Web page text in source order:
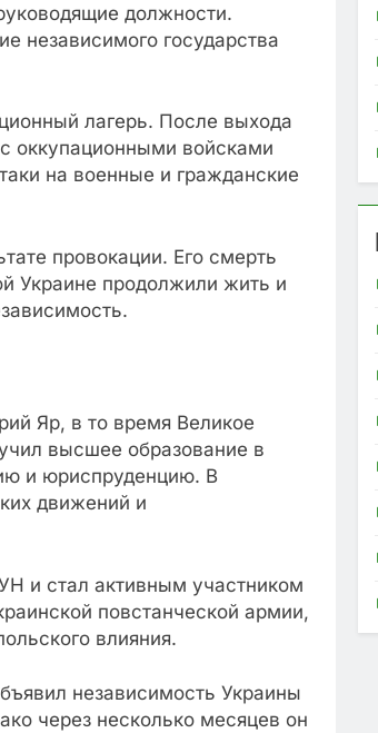
должности.
независимого государства
лагерь. После выхода
оккупационными войсками
на военные и гражданские
провокации. Его смерть
Украине продолжили жить и
Яр, в то время Великое
высшее образование в
и юриспруденцию. В
движений и
и стал активным участником
повстанческой армии,
влияния.
независимость Украины
через несколько месяцев он